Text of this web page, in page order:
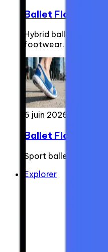
Ballet Flat
Hybrid ballet flat
footwear.
6 juin 2026
Ballet Flats for
Sport ballet flats
Explorer